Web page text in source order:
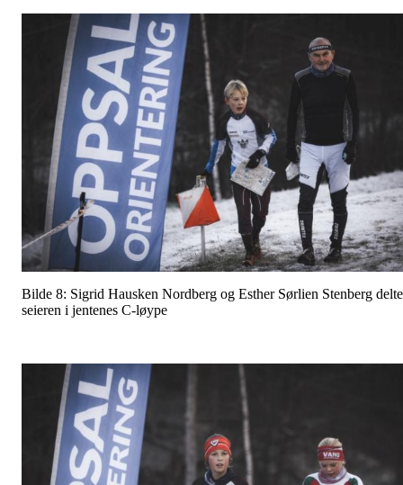
Bilde 8: Sigrid Hausken Nordberg og Esther Sørlien Stenberg delte
seieren i jentenes C-løype